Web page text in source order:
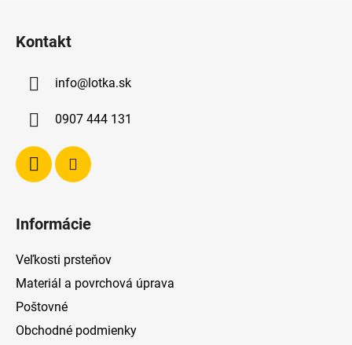
Kontakt
info@lotka.sk
0907 444 131
Informácie
Veľkosti prsteňov
Materiál a povrchová úprava
Poštovné
Obchodné podmienky